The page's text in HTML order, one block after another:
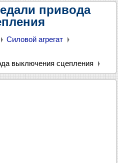
привода
Силовой агрегат
выключения сцепления